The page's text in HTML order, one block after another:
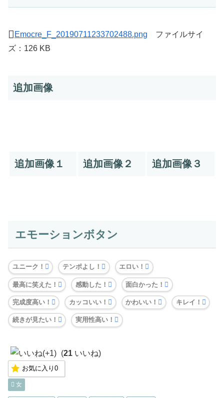
Emocre_F_20190711233702488.png ファイルサイ
ズ：126 KB
追加画像
追加画像１ 追加画像２ 追加画像３
エモーションボタン
ユニーク！ テンポよし！ エロい！
最高に笑えた！ 感動した！ 面白かった！
完成度高い！ カッコいい！ かわいい！ キレイ！
続きが見たい！ 実用性高い！
(21 いいね)
お気に入り 0
女